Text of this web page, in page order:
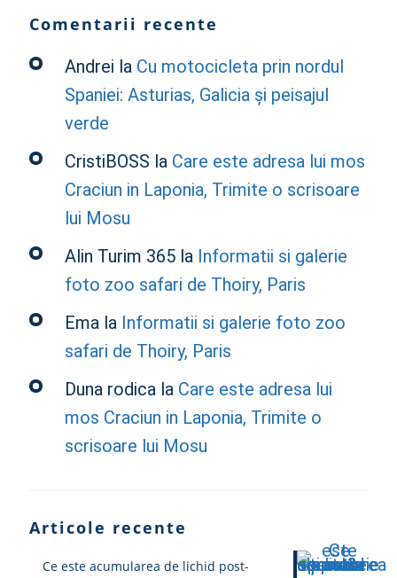
Comentarii recente
Andrei la Cu motocicleta prin nordul
Spaniei: Asturias, Galicia și peisajul
verde
CristiBOSS la Care este adresa lui mos
Craciun in Laponia, Trimite o scrisoare
lui Mosu
Alin Turim 365 la Informatii si galerie
foto zoo safari de Thoiry, Paris
Ema la Informatii si galerie foto zoo
safari de Thoiry, Paris
Duna rodica la Care este adresa lui
mos Craciun in Laponia, Trimite o
scrisoare lui Mosu
Articole recente
Ce este acumularea de lichid post-